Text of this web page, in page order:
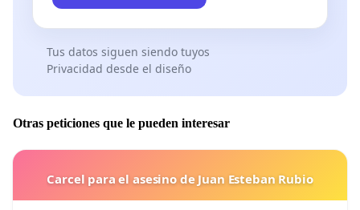
Tus datos siguen siendo tuyos
Privacidad desde el diseño
Otras peticiones que le pueden interesar
Carcel para el asesino de Juan Esteban Rubio